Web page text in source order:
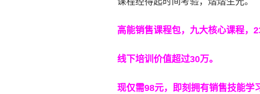
高能销售课程包，九大核心课程，
线下培训价值超过30万。
现仅需98元，即刻拥有销售技能学